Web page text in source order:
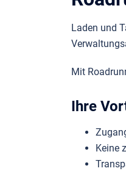
Laden und
Mit
Ihre
Keine